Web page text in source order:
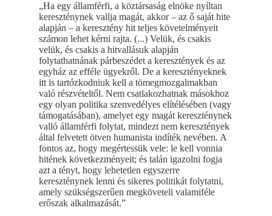
„Ha egy államférfi, a köztársaság elnöke nyíltan
kereszténynek vallja magát, akkor – az ő saját hite
alapján – a keresztény hit teljes követelményeit
számon lehet kérni rajta. (...) Velük, és csakis
velük, és csakis a hitvallásuk alapján
folytathatnának párbeszédet a keresztények és az
egyház az efféle ügyekről. De a keresztényeknek
itt is tartózkodniuk kell a tömegmozgalmakban
való részvételtől. Nem csatlakozhatnak másokhoz
egy olyan politika szenvedélyes elítélésében (vagy
támogatásában), amelyet egy magát kereszténynek
valló államférfi folytat, mindezt nem keresztények
által felvetett ötven humanista indíték nevében. A
fontos az, hogy megértessük vele: le kell vonnia
hitének következményeit; és talán igazolni fogja
azt a tényt, hogy lehetetlen egyszerre
kereszténynek lenni és sikeres politikát folytatni,
amely szükségszerűen megköveteli valamiféle
erőszak alkalmazását.”